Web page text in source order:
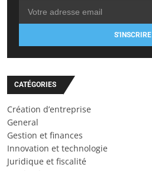
S'INSCRIRE
CATÉGORIES
Création d’entreprise
General
Gestion et finances
Innovation et technologie
Juridique et fiscalité